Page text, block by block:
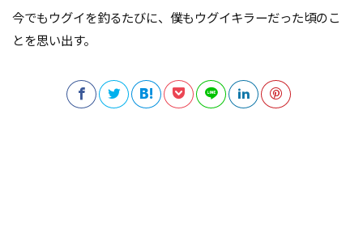
今でもウグイを釣るたびに、僕もウグイキラーだった頃のこ
とを思い出す。